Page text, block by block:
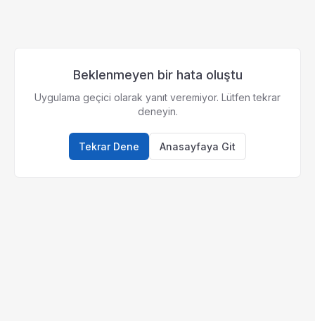
Beklenmeyen bir hata oluştu
Uygulama geçici olarak yanıt veremiyor. Lütfen tekrar
deneyin.
Tekrar Dene Anasayfaya Git